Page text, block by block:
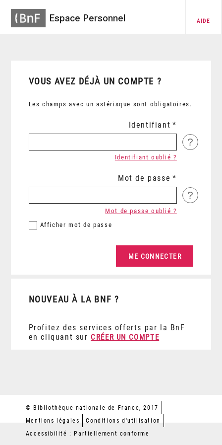
Espace Personnel AIDE
VOUS AVEZ DÉJÀ UN COMPTE ?
Les champs avec un astérisque sont obligatoires.
Identifiant
?
Identifiant oublié ?
Mot de passe
?
Afficher mot de passe
Mot de passe oublié ?
NOUVEAU À LA BNF ?
Profitez des services offerts par la BnF
en cliquant sur CRÉER UN COMPTE
© Bibliothèque nationale de France, 2017
Mentions légales
Conditions d'utilisation
Accessibilité : Partiellement conforme